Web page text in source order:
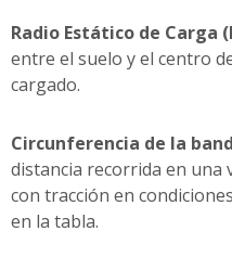
Radio Estático de Carga
entre el suelo y el centro
cargado.
Circunferencia de la
distancia recorrida en una
con tracción en
en la tabla.